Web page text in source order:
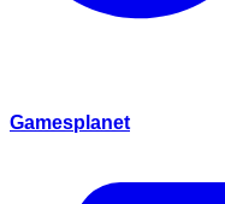
Gamesplanet